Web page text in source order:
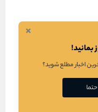
باشد، فاصله بین هر دلار در مقیاس قیمت
بود و مشاهده یک حرکت بزرگ از 15 دلار به 10 دلار (33 درصد کاهش) غیرممکن خواهد
عنوان مثال دو
×
بمانید!
اخبار مطلع شوید؟
حتما